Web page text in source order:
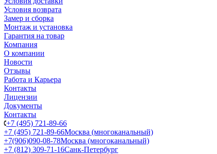
Условия возврата
Замер и сборка
Монтаж и установка
Гарантия на товар
Компания
О компании
Новости
Отзывы
Работа и Карьера
Контакты
Лицензии
Документы
Контакты
+7 (495) 721-89-66
+7 (495) 721-89-66Москва (многоканальный)
+7(906)090-08-78Москва (многоканальный)
+7 (812) 309-71-16Санк-Петербург